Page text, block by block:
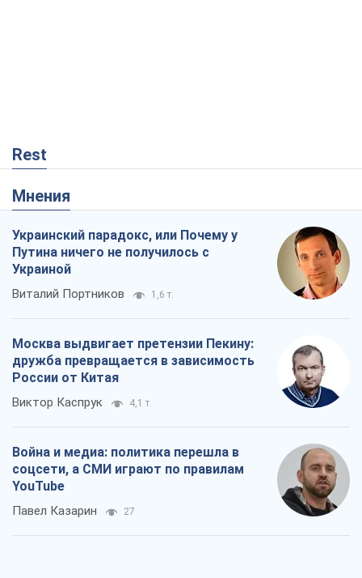
Rest
Мнения
Украинский парадокс, или Почему у
Путина ничего не получилось с
Украиной
Виталий Портников 1,6 т.
Москва выдвигает претензии Пекину:
дружба превращается в зависимость
России от Китая
Виктор Каспрук 4,1 т.
Война и медиа: политика перешла в
соцсети, а СМИ играют по правилам
YouTube
Павел Казарин 27